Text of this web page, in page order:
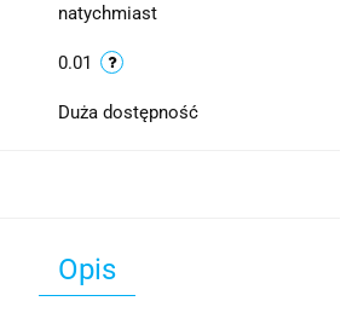
natychmiast
0.01
Duża dostępność
Opis